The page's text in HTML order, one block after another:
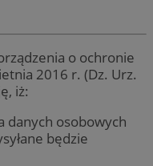
o ochronie
2016 r. (Dz. Urz.
iż:
danych osobowych
będzie